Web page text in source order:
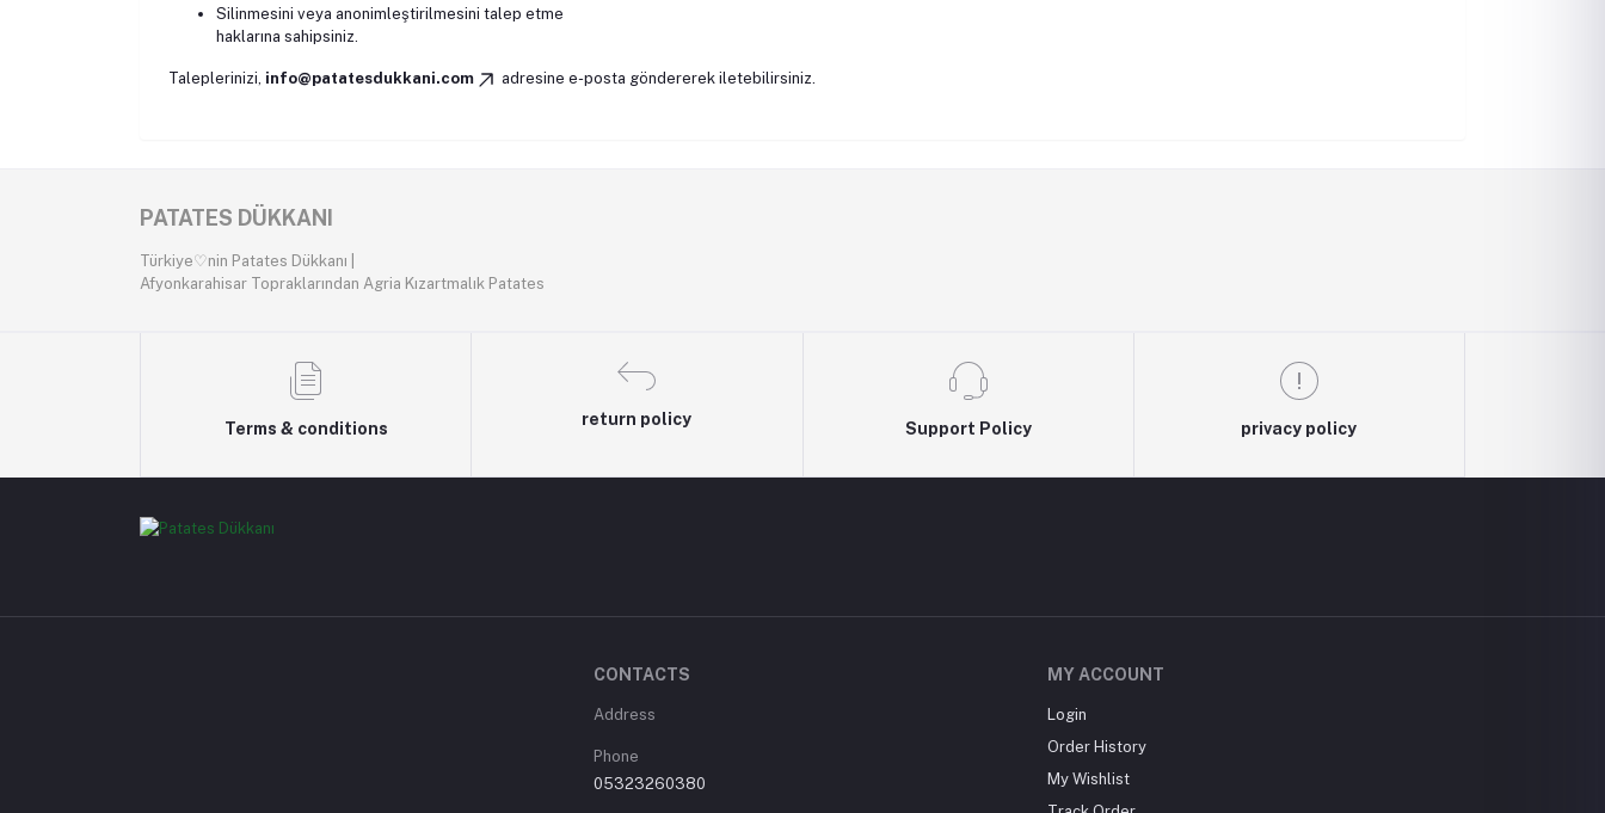
Silinmesini veya anonimleştirilmesini talep etme
haklarına sahipsiniz.
Taleplerinizi, info@patatesdukkani.com adresine e-posta göndererek iletebilirsiniz.
PATATES DÜKKANI
Türkiye♡nin Patates Dükkanı |
Afyonkarahisar Topraklarından Agria Kızartmalık Patates
Terms & conditions
return policy
Support Policy privacy policy
CONTACTS
Address
Phone
05323260380
MY ACCOUNT
Login
Order History
My Wishlist